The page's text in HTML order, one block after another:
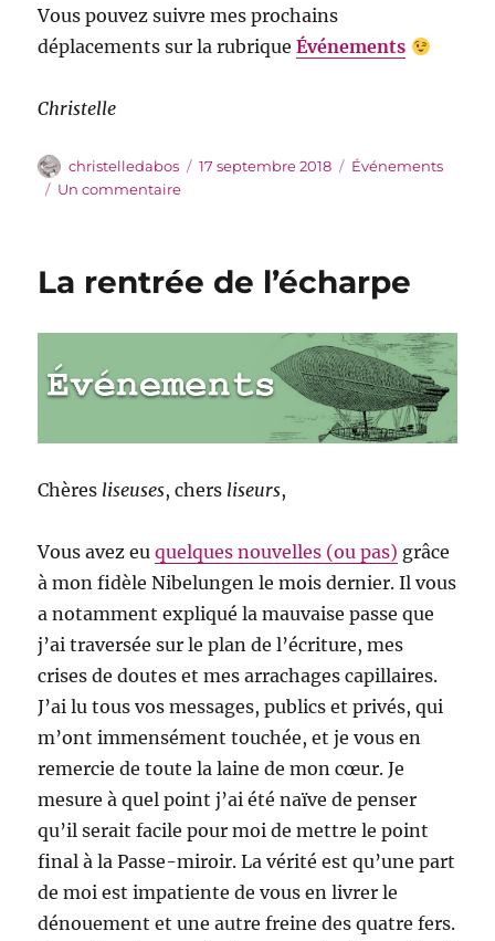
Vous pouvez suivre mes prochains
déplacements sur la rubriqueÉvénements
Christelle
Auteur
christelledabos
Publié
17 septembre 2018 Catégories
Événements
Un commentairesur
Rixensart
La rentrée de l’écharpe
Chères liseuses, chers liseurs,
Vous avez euquelques nouvelles (ou pas) grâce
à mon fidèle Nibelungen le mois dernier. Il vous
a notamment expliqué la mauvaise passe que
j’ai traversée sur le plan de l’écriture, mes
crises de doutes et mes arrachages capillaires.
J’ai lu tous vos messages, publics et privés, qui
m’ont immensément touchée, et je vous en
remercie de toute la laine de mon cœur. Je
mesure à quel point j’ai été naïve de penser
qu’il serait facile pour moi de mettre le point
final à la Passe-miroir. La vérité est qu’une part
de moi est impatiente de vous en livrer le
dénouement et une autre freine des quatre fers.